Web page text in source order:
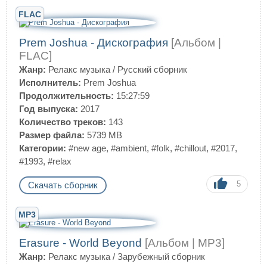
FLAC
Prem Joshua - Дискография [Альбом |
FLAC]
Жанр: Релакс музыка / Русский сборник
Исполнитель: Prem Joshua
Продолжительность: 15:27:59
Год выпуска: 2017
Количество треков: 143
Размер файла: 5739 MB
Категории: #new age, #ambient, #folk, #chillout, #2017,
#1993, #relax
Скачать сборник 5
MP3
Erasure - World Beyond [Альбом | MP3]
Жанр: Релакс музыка / Зарубежный сборник